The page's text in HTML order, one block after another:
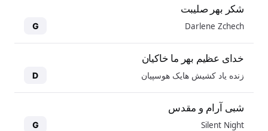
شکر بهر صلیبت
Darlene Zchech
G
خدای عظیم بهر ما خاکیان
زنده یاد کشیش هایک هوسپیان D
شبی آرام و مقدس
Silent Night
G